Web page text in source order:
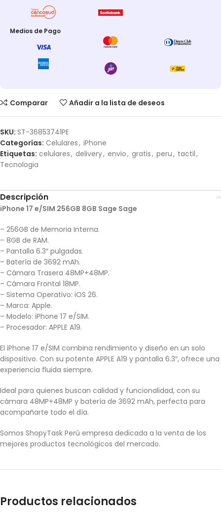
Medios de Pago
Comparar Añadir a la lista de deseos
SKU: ST-36853741PE
Categorías: Celulares, iPhone
Etiquetas: celulares, delivery, envio, gratis, peru, tactil,
Tecnologia
Descripción
iPhone 17 e/SIM 256GB 8GB Sage Sage
– 256GB de Memoria Interna.
– 8GB de RAM.
– Pantalla 6.3″ pulgadas.
– Batería de 3692 mAh.
– Cámara Trasera 48MP+48MP.
– Cámara Frontal 18MP.
– Sistema Operativo: iOS 26.
– Marca: Apple.
– Modelo: iPhone 17 e/SIM.
– Procesador: APPLE A19.
El iPhone 17 e/SIM combina rendimiento y diseño en un solo
dispositivo. Con su potente APPLE A19 y pantalla 6.3″, ofrece una
experiencia fluida siempre.
Ideal para quienes buscan calidad y funcionalidad, con su
cámara 48MP+48MP y batería de 3692 mAh, perfecta para
acompañarte todo el día.
Somos ShopyTask Perú empresa dedicada a la venta de los
mejores productos tecnológicos del mercado.
Productos relacionados